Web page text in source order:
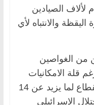
لألاف الصيادين
والانتباه لأي
من الغواصين
قلة الامكانيات
نتيجة للحصار المفروض على القطاع لما يزيد عن 14
الإسرائيلي